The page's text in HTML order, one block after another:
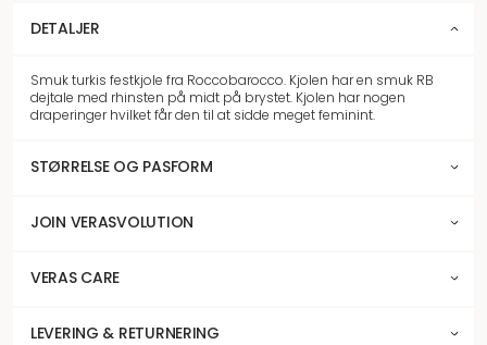
DETALJER
Smuk turkis festkjole fra Roccobarocco. Kjolen har en smuk RB
dejtale med rhinsten på midt på brystet. Kjolen har nogen
draperinger hvilket får den til at sidde meget feminint.
STØRRELSE OG PASFORM
JOIN VERASVOLUTION
VERAS CARE
LEVERING & RETURNERING